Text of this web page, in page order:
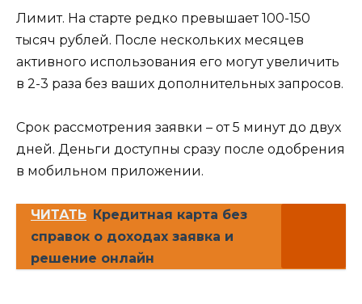
Лимит. На старте редко превышает 100-150
тысяч рублей. После нескольких месяцев
активного использования его могут увеличить
в 2-3 раза без ваших дополнительных запросов.
Срок рассмотрения заявки – от 5 минут до двух
дней. Деньги доступны сразу после одобрения
в мобильном приложении.
ЧИТАТЬ Кредитная карта без
справок о доходах заявка и
решение онлайн